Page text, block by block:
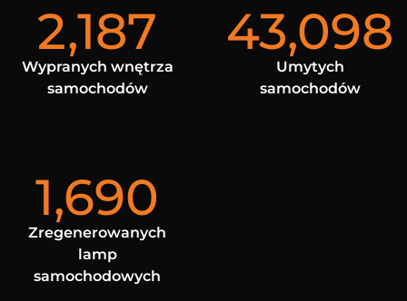
2,187
Wypranych wnętrza
samochodów
43,098
Umytych
samochodów
1,690
Zregenerowanych
lamp
samochodowych